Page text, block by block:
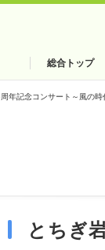
総合トップ
年記念コンサート～風の時
とちぎ